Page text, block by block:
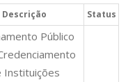
Descrição Status
Público
Instituições